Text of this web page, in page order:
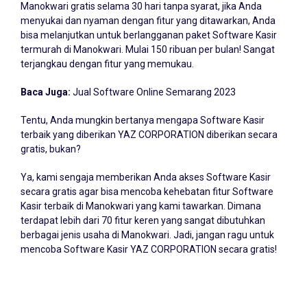
Manokwari gratis selama 30 hari tanpa syarat, jika Anda
menyukai dan nyaman dengan fitur yang ditawarkan, Anda
bisa melanjutkan untuk berlangganan paket Software Kasir
termurah di Manokwari. Mulai 150 ribuan per bulan! Sangat
terjangkau dengan fitur yang memukau.
Baca Juga: Jual Software Online Semarang 2023
Tentu, Anda mungkin bertanya mengapa Software Kasir
terbaik yang diberikan YAZ CORPORATION diberikan secara
gratis, bukan?
Ya, kami sengaja memberikan Anda akses Software Kasir
secara gratis agar bisa mencoba kehebatan fitur Software
Kasir terbaik di Manokwari yang kami tawarkan. Dimana
terdapat lebih dari 70 fitur keren yang sangat dibutuhkan
berbagai jenis usaha di Manokwari. Jadi, jangan ragu untuk
mencoba Software Kasir YAZ CORPORATION secara gratis!